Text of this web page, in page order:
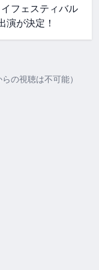
フェスティバル
が決定！
の視聴は不可能）